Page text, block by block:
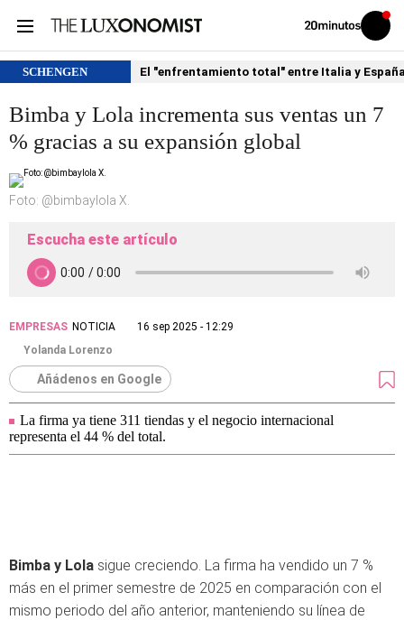
Volver
Iniciar
sesión
SCHENGEN El "enfrentamiento total" entre Italia y
Bimba y Lola incrementa sus ventas un 7
% gracias a su expansión global
Foto: @bimbaylola X.
Escucha este artículo
EMPRESAS NOTICIA
16 sep 2025 - 12:29
Yolanda Lorenzo
Añádenos en Google
La firma ya tiene 311 tiendas y el negocio internacional
representa el 44 % del total.
Bimba y Lola sigue creciendo. La firma ha vendido un 7 %
más en el primer semestre de 2025 en comparación con el
mismo periodo del año anterior, manteniendo su línea de